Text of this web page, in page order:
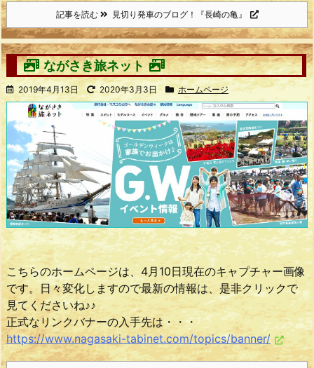
記事を読む 見切り発車のブログ！『長崎の亀』
ながさき旅ネット
2019年4月13日 2020年3月3日 ホームページ
こちらのホームページは、4月10日現在のキャプチャー画像
です。日々変化しますので最新の情報は、是非クリックで
見てくださいね♪♪
正式なリンクバナーの入手先は・・・
https://www.nagasaki-tabinet.com/topics/banner/